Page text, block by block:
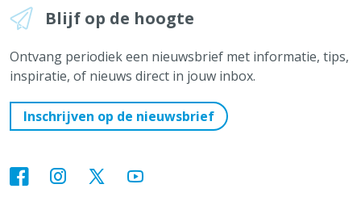
Blijf op de hoogte
Ontvang periodiek een nieuwsbrief met informatie, tips,
inspiratie, of nieuws direct in jouw inbox.
Inschrijven op de nieuwsbrief